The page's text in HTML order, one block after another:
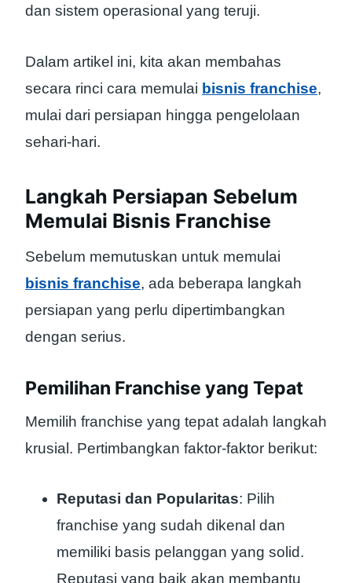
dan sistem operasional yang teruji.
Dalam artikel ini, kita akan membahas
secara rinci cara memulai bisnis franchise,
mulai dari persiapan hingga pengelolaan
sehari-hari.
Langkah Persiapan Sebelum
Memulai Bisnis Franchise
Sebelum memutuskan untuk memulai
bisnis franchise, ada beberapa langkah
persiapan yang perlu dipertimbangkan
dengan serius.
Pemilihan Franchise yang Tepat
Memilih franchise yang tepat adalah langkah
krusial. Pertimbangkan faktor-faktor berikut:
Reputasi dan Popularitas: Pilih
franchise yang sudah dikenal dan
memiliki basis pelanggan yang solid.
Reputasi yang baik akan membantu